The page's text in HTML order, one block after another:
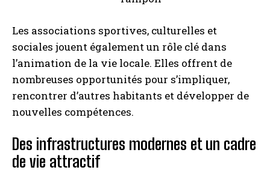
Les associations sportives, culturelles et
sociales jouent également un rôle clé dans
l’animation de la vie locale. Elles offrent de
nombreuses opportunités pour s’impliquer,
rencontrer d’autres habitants et développer de
nouvelles compétences.
Des infrastructures modernes et un cadre
de vie attractif